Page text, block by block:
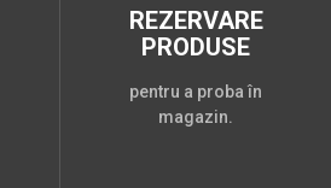
REZERVARE
PRODUSE
pentru a proba în
magazin.